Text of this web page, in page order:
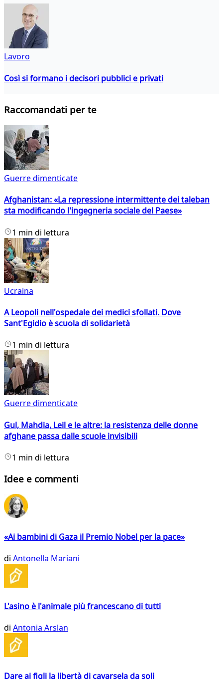
Lavoro
Così si formano i decisori pubblici e privati
Raccomandati per te
Guerre dimenticate
Afghanistan: «La repressione intermittente dei taleban
sta modificando l'ingegneria sociale del Paese»
1 min di lettura
Ucraina
A Leopoli nell'ospedale dei medici sfollati. Dove
Sant'Egidio è scuola di solidarietà
1 min di lettura
Guerre dimenticate
Gul, Mahdia, Leil e le altre: la resistenza delle donne
afghane passa dalle scuole invisibili
1 min di lettura
Idee e commenti
«Ai bambini di Gaza il Premio Nobel per la pace»
di Antonella Mariani
L'asino è l'animale più francescano di tutti
di Antonia Arslan
Dare ai figli la libertà di cavarsela da soli